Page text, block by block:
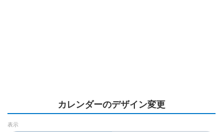
カレンダーのデザイン変更
表示